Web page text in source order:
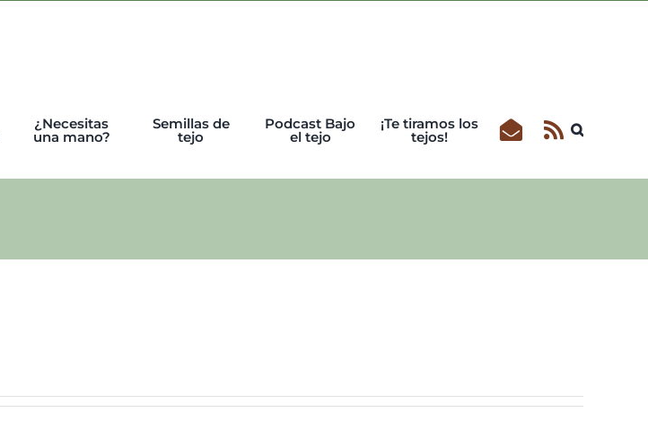
¿Necesitas
una mano?
Semillas de
tejo
Podcast Bajo
el tejo
¡Te tiramos los
tejos!